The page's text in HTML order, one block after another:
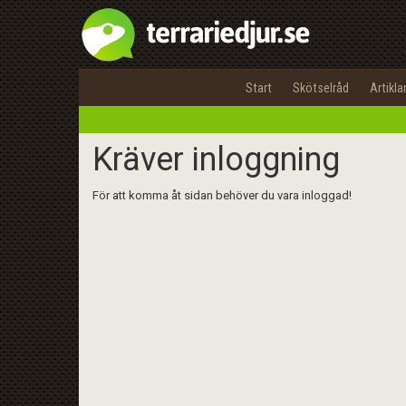
Start Skötselråd Artiklar
Kräver inloggning
För att komma åt sidan behöver du vara inloggad!